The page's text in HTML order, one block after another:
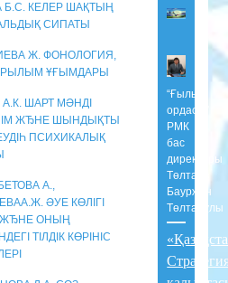
Б.С. КЕЛЕР ШАҚТЫҢ
СИПАТЫ
Ж. ФОНОЛОГИЯ,
ҰҒЫМДАРЫ
ШАРТ МӘНДІ
ЖЂНЕ ШЫНДЫҚТЫ
ПСИХИКАЛЫҚ
А.,
ӘУЕ КӨЛІГІ
ЖЂНЕ ОНЫҢ
ТІЛДІК КӨРІНІС
“Ғылым
ордасы”
РМК
бас
директоры
Төлтаев
Бауржан
Төлтайұлы